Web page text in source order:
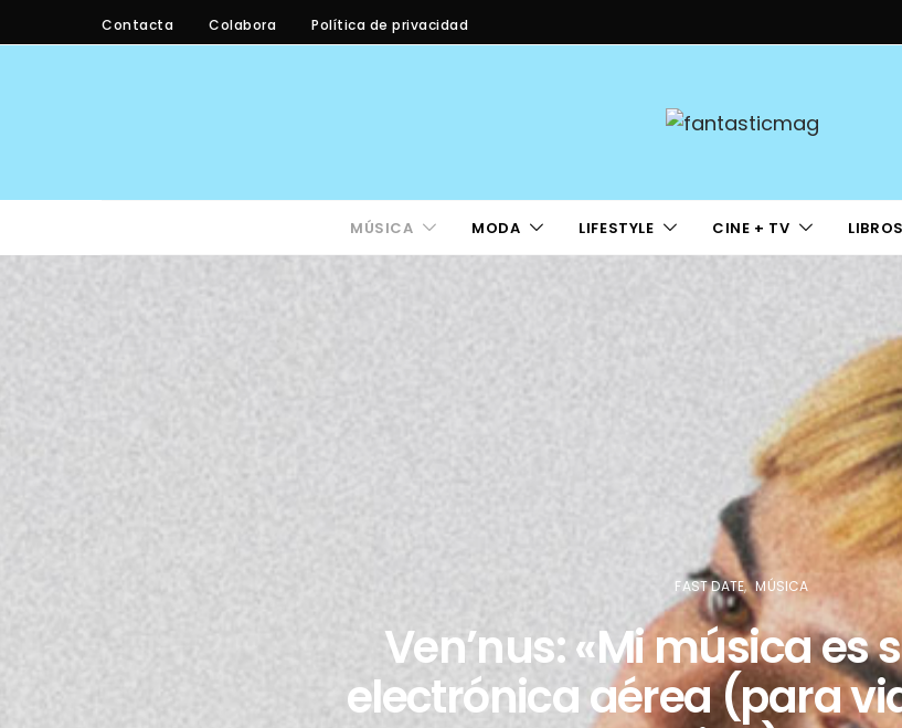
Contacta Colabora Política de privacidad
MÚSICA MODA LIFESTYLE CINE + TV LIBROS
FAST DATE MÚSICA
Ven’nus: «Mi música es
electrónica aérea (para